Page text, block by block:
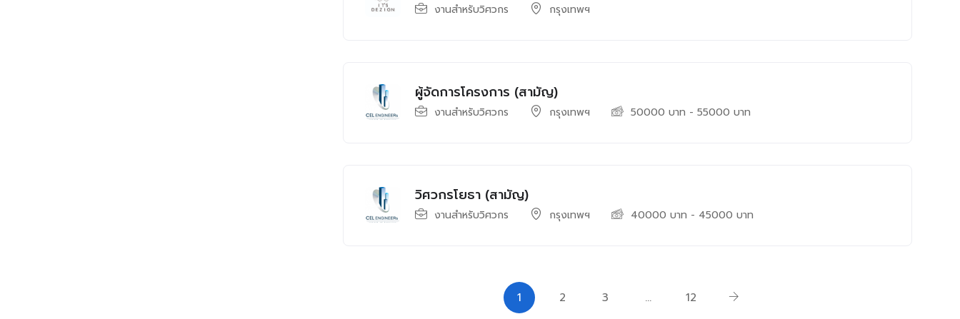
งานสำหรับวิศวกร กรุงเทพฯ
ผู้จัดการโครงการ (สามัญ)
งานสำหรับวิศวกร กรุงเทพฯ 50000 บาท -55000 บาท
วิศวกรโยธา (สามัญ)
งานสำหรับวิศวกร กรุงเทพฯ 40000 บาท - 45000 บาท
1 2 3 … 12